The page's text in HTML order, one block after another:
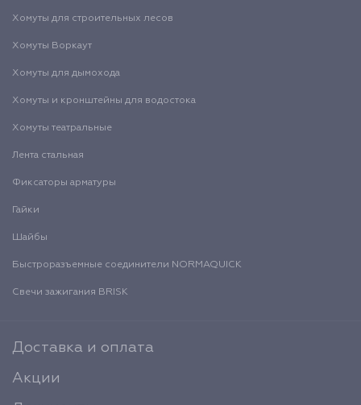
Хомуты для строительных лесов
Хомуты Воркаут
Хомуты для дымохода
Хомуты и кронштейны для водостока
Хомуты театральные
Лента стальная
Фиксаторы арматуры
Гайки
Шайбы
Быстроразъемные соединители NORMAQUICK
Свечи зажигания BRISK
Доставка и оплата
Акции